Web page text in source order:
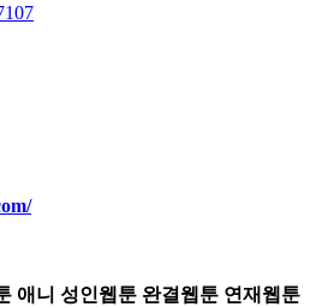
애니 성인웹툰 완결웹툰 연재웹툰